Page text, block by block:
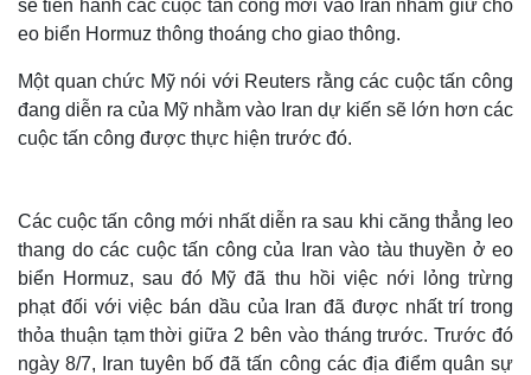
sẽ tiến hành các cuộc tấn công mới vào Iran nhằm giữ cho
eo biển Hormuz thông thoáng cho giao thông.
Một quan chức Mỹ nói với Reuters rằng các cuộc tấn công
đang diễn ra của Mỹ nhằm vào Iran dự kiến ​​sẽ lớn hơn các
cuộc tấn công được thực hiện trước đó.
Các cuộc tấn công mới nhất diễn ra sau khi căng thẳng leo
thang do các cuộc tấn công của Iran vào tàu thuyền ở eo
biển Hormuz, sau đó Mỹ đã thu hồi việc nới lỏng trừng
phạt đối với việc bán dầu của Iran đã được nhất trí trong
thỏa thuận tạm thời giữa 2 bên vào tháng trước. Trước đó
ngày 8/7, Iran tuyên bố đã tấn công các địa điểm quân sự